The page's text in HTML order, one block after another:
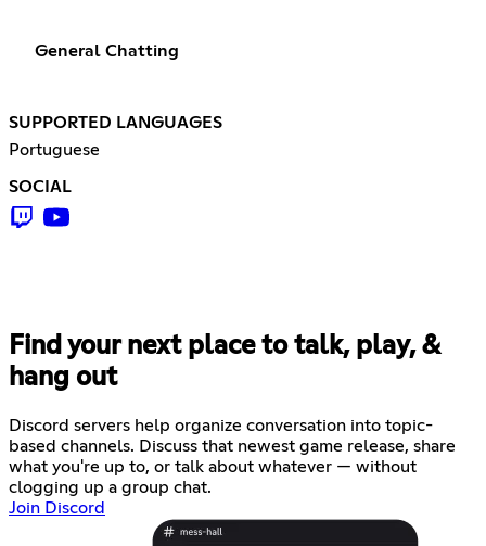
General Chatting
SUPPORTED LANGUAGES
Portuguese
SOCIAL
Find your next place to talk, play, &
hang out
Discord servers help organize conversation into topic-
based channels. Discuss that newest game release, share
what you're up to, or talk about whatever — without
clogging up a group chat.
Join Discord